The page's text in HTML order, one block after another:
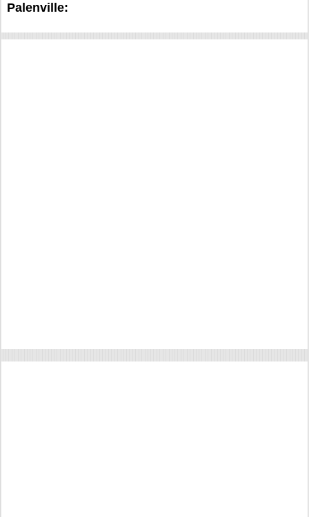
Palenville: